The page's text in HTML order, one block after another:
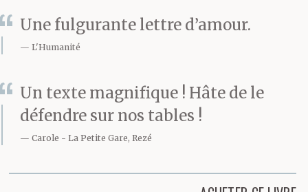
Une fulgurante lettre d’amour.
L'Humanité
Un texte magnifique ! Hâte de le
défendre sur nos tables !
Carole La Petite Gare, Rezé